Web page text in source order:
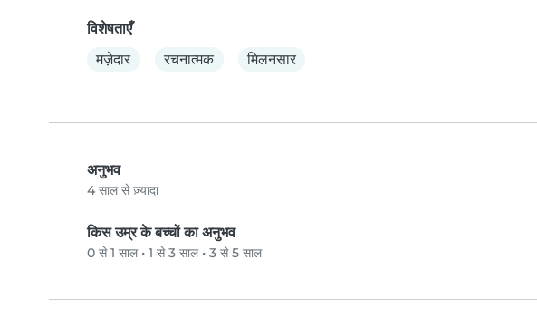
विशेषताएँ
मज़ेदार
रचनात्मक मिलनसार
अनुभव
4 साल से ज़्यादा
किस उम्र के बच्चों का अनुभव
0 से 1 साल • 1 से 3 साल • 3 से 5 साल